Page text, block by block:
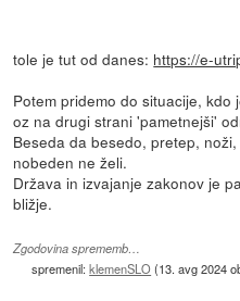
tole je tut od danes: https://e-
Potem pridemo do situacije,
oz na drugi strani 'pametnejši'
Beseda da besedo, pretep,
nobeden ne želi.
Država in izvajanje zakonov je
bližje.
Zgodovina sprememb…
spremenil:klemenSLO(13. avg 2024